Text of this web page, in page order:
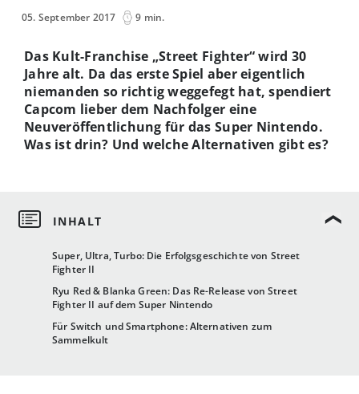
05. September 2017 9 min.
Super, Ultra, Turbo: Die Erfolgsgeschichte von Street
Fighter II
Ryu Red & Blanka Green: Das Re-Release von Street
Fighter II auf dem Super Nintendo
Für Switch und Smartphone: Alternativen zum
Sammelkult
Das Kult-Franchise „Street Fighter“ wird 30
Jahre alt. Da das erste Spiel aber eigentlich
niemanden so richtig weggefegt hat, spendiert
Capcom lieber dem Nachfolger eine
Neuveröffentlichung für das Super Nintendo.
Was ist drin? Und welche Alternativen gibt es?